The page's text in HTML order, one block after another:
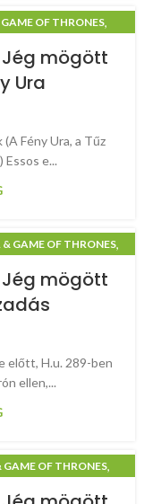
OF THRONES,
Jég mögött
Ura
Fény Ura, a Tűz
Essos e...
GAME OF THRONES,
Jég mögött
előtt, H.u. 289-ben
ellen,...
OF THRONES,